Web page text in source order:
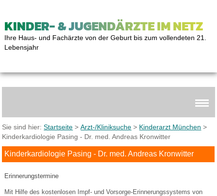
KINDER- & JUGENDÄRZTE IM NETZ
Ihre Haus- und Fachärzte von der Geburt bis zum vollendeten 21.
Lebensjahr
Sie sind hier:Startseite >Arzt-/Kliniksuche > Kinderarzt München >
Kinderkardiologie Pasing - Dr. med. Andreas Kronwitter
Kinderkardiologie Pasing - Dr. med. Andreas Kronwitter
Erinnerungstermine
Mit Hilfe des kostenlosen Impf- und Vorsorge-Erinnerungssystems von